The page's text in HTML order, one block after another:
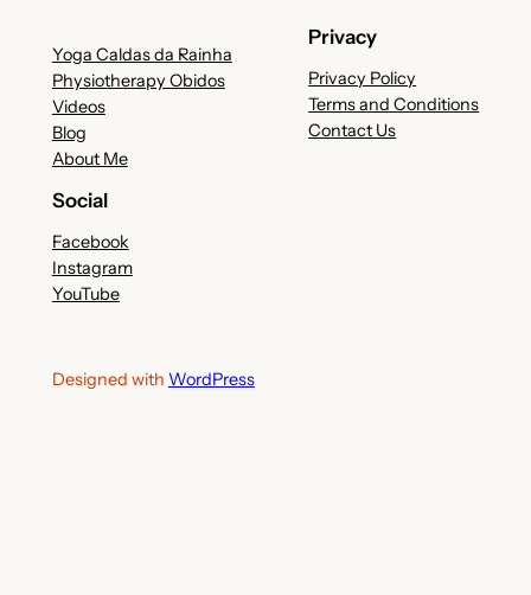
Yoga Caldas da Rainha
Physiotherapy Obidos
Videos
Blog
About Me
Privacy
Privacy Policy
Terms and Conditions
Contact Us
Social
Facebook
Instagram
YouTube
Designed with WordPress